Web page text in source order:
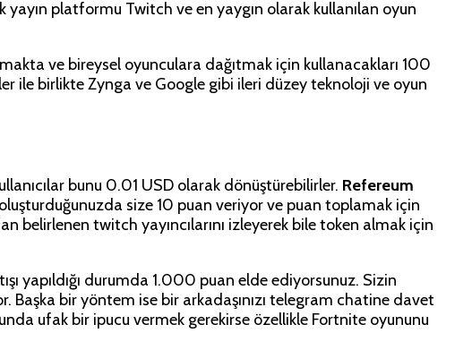
platformu Twitch ve en yaygın olarak kullanılan oyun
ve bireysel oyunculara dağıtmak için kullanacakları 100
ile birlikte Zynga ve Google gibi ileri düzey teknoloji ve oyun
bunu 0.01 USD olarak dönüştürebilirler. Refereum
size 10 puan veriyor ve puan toplamak için
belirlenen twitch yayıncılarını izleyerek bile token almak için
yapıldığı durumda 1.000 puan elde ediyorsunuz. Sizin
Başka bir yöntem ise bir arkadaşınızı telegram chatine davet
ufak bir ipucu vermek gerekirse özellikle Fortnite oyununu